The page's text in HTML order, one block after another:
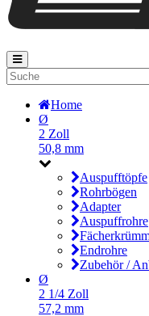
Home
Ø
2 Zoll
50,8 mm
Auspufftöpfe
Rohrbögen
Adapter
Auspuffrohre
Endrohre
Zubehör /
Ø
2 1/4 Zoll
57,2 mm